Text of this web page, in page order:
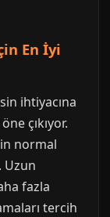
En İyi
ihtiyacına
çıkıyor.
normal
Uzun
fazla
tercih